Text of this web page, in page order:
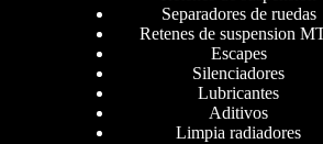
Separadores de ruedas
Retenes de suspension
Escapes
Silenciadores
Lubricantes
Aditivos
Limpia radiadores